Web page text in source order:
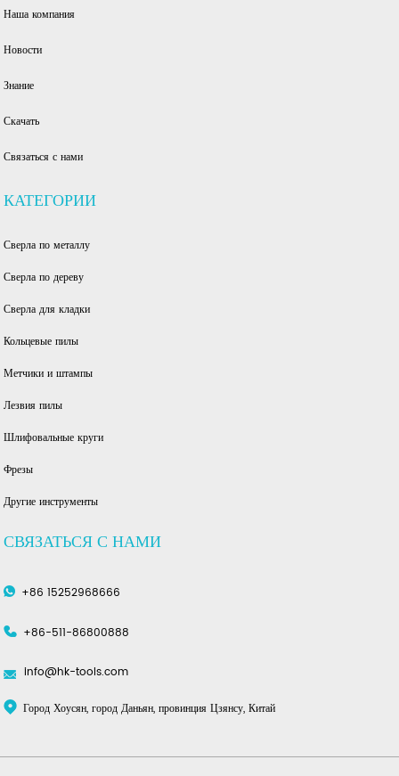
Наша компания
Новости
Знание
Скачать
Связаться с нами
КАТЕГОРИИ
Сверла по металлу
Сверла по дереву
Сверла для кладки
Кольцевые пилы
Метчики и штампы
Лезвия пилы
Шлифовальные круги
Фрезы
Другие инструменты
СВЯЗАТЬСЯ С НАМИ
+86 15252968666
+86-511-86800888
info@hk-tools.com
Город Хоусян, город Даньян, провинция Цзянсу, Китай